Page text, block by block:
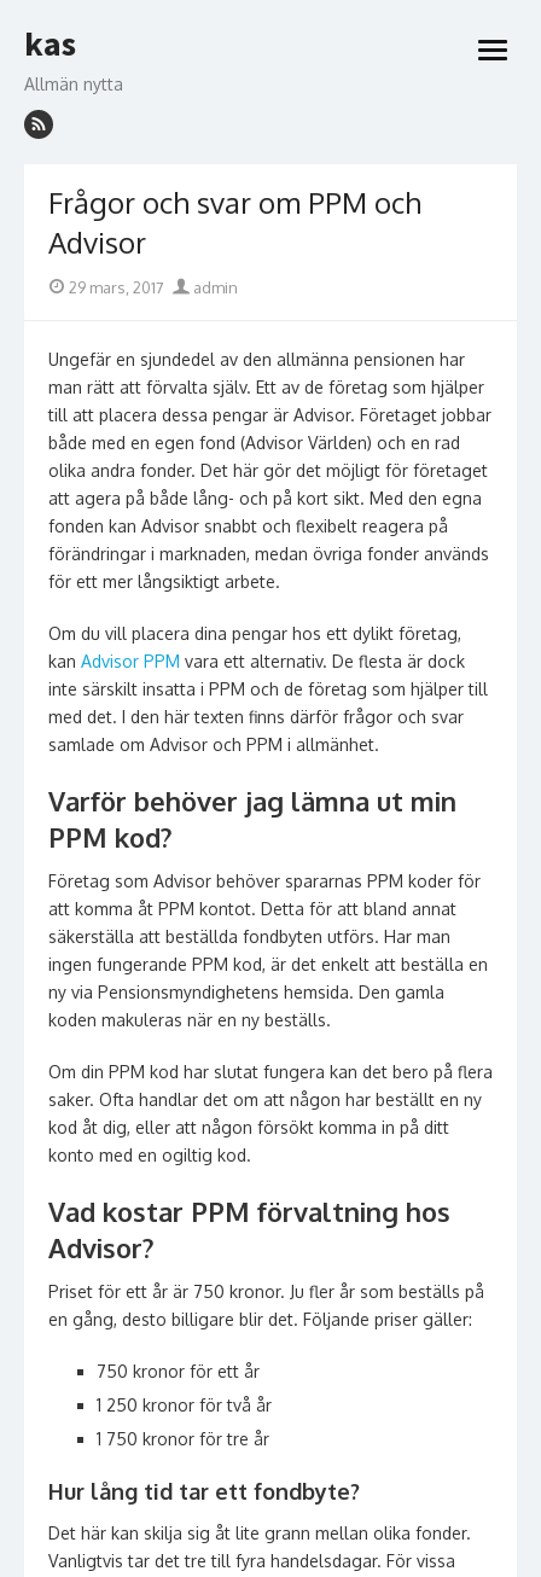
till
kas
Allmän nytta
öppna
Frågor och svar om PPM och
Advisor
Publicerad
29 mars, 2017 Författare
admin
Ungefär en sjundedel av den allmänna pensionen har
man rätt att förvalta själv. Ett av de företag som hjälper
till att placera dessa pengar är Advisor. Företaget jobbar
både med en egen fond (Advisor Världen) och en rad
olika andra fonder. Det här gör det möjligt för företaget
att agera på både lång- och på kort sikt. Med den egna
fonden kan Advisor snabbt och flexibelt reagera på
förändringar i marknaden, medan övriga fonder används
för ett mer långsiktigt arbete.
Om du vill placera dina pengar hos ett dylikt företag,
kan Advisor PPM vara ett alternativ. De flesta är dock
inte särskilt insatta i PPM och de företag som hjälper till
med det. I den här texten finns därför frågor och svar
samlade om Advisor och PPM i allmänhet.
Varför behöver jag lämna ut min
PPM kod?
Företag som Advisor behöver spararnas PPM koder för
att komma åt PPM kontot. Detta för att bland annat
säkerställa att beställda fondbyten utförs. Har man
ingen fungerande PPM kod, är det enkelt att beställa en
ny via Pensionsmyndighetens hemsida. Den gamla
koden makuleras när en ny beställs.
Om din PPM kod har slutat fungera kan det bero på flera
saker. Ofta handlar det om att någon har beställt en ny
kod åt dig, eller att någon försökt komma in på ditt
konto med en ogiltig kod.
Vad kostar PPM förvaltning hos
Advisor?
Priset för ett år är 750 kronor. Ju fler år som beställs på
en gång, desto billigare blir det. Följande priser gäller:
750 kronor för ett år
1 250 kronor för två år
1 750 kronor för tre år
Hur lång tid tar ett fondbyte?
Det här kan skilja sig åt lite grann mellan olika fonder.
Vanligtvis tar det tre till fyra handelsdagar. För vissa